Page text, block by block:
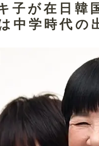
子が在日韓
中学時代の